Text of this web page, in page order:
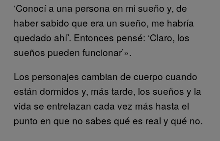
‘Conocí a una persona en mi sueño y, de
haber sabido que era un sueño, me habría
quedado ahí’. Entonces pensé: ‘Claro, los
sueños pueden funcionar’».
Los personajes cambian de cuerpo cuando
están dormidos y, más tarde, los sueños y la
vida se entrelazan cada vez más hasta el
punto en que no sabes qué es real y qué no.